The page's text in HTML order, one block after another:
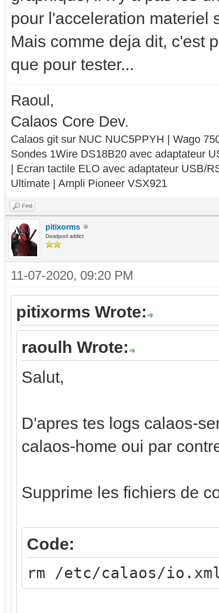
pour l'acceleration materiel
Mais comme deja dit, c'est
que pour tester...
Raoul,
Calaos Core Dev.
Calaos git sur NUC NUC5PPYH | Wago
Sondes 1Wire DS18B20 avec adaptateur
| Ecran tactile ELO avec adaptateur USB/
Ultimate | Ampli Pioneer VSX921
Find
pitixorms
Deadpool addict
11-07-2020, 09:20 PM
pitixorms Wrote:
raoulh Wrote:
Salut,
D'apres tes logs calaos-
calaos-home oui par
Supprime les fichiers de
Code:
rm /etc/calaos/